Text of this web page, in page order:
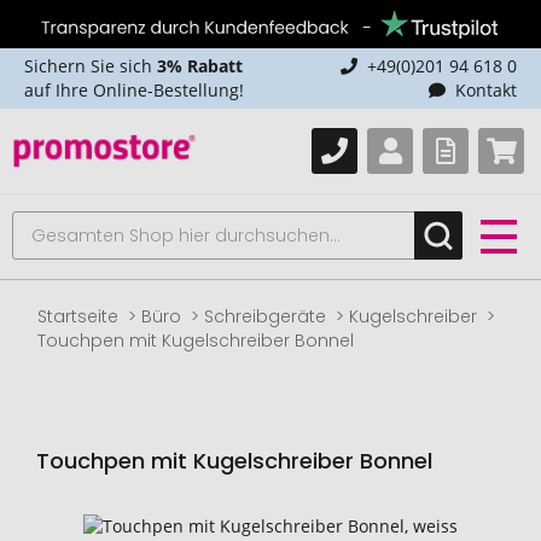
Sichern Sie sich 3% Rabatt
auf Ihre Online-Bestellung!
+49(0)201 94 618 0
Kontakt
Startseite Büro Schreibgeräte
Kugelschreiber
Touchpen mit Kugelschreiber Bonnel
Touchpen mit Kugelschreiber Bonnel